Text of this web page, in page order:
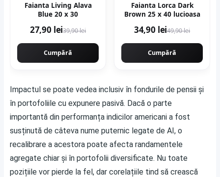
Faianta Living Alava
Blue 20 x 30
27,90 lei39,90 lei
Cumpără
Faianta Lorca Dark
Brown 25 x 40 lucioasa
34,90 lei49,90 lei
Cumpără
Impactul se poate vedea inclusiv în fondurile de pensii și
în portofoliile cu expunere pasivă. Dacă o parte
importantă din performanța indicilor americani a fost
susținută de câteva nume puternic legate de AI, o
recalibrare a acestora poate afecta randamentele
agregate chiar și în portofolii diversificate. Nu toate
pozițiile vor pierde la fel, dar corelațiile tind să crească